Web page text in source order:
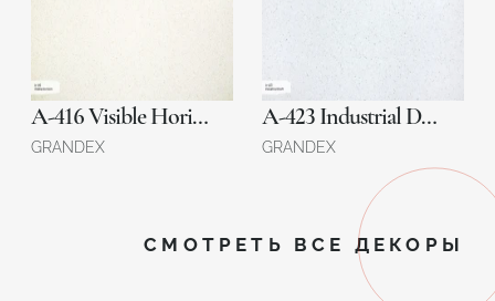
A-416 Visible Horizon
GRANDEX
A-423 Industrial Draft
GRANDEX
СМОТРЕТЬ ВСЕ ДЕКОРЫ